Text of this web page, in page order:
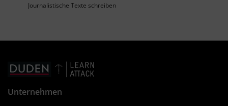
Journalistische Texte schreiben
Unternehmen